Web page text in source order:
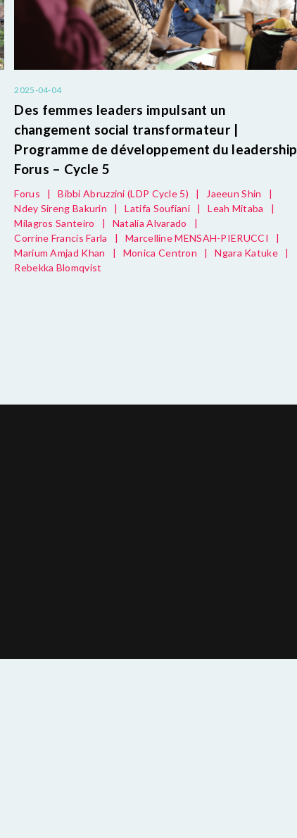
2025-04-04
Des femmes leaders impulsant un
changement social transformateur |
Programme de développement du leadership
Forus – Cycle 5
Forus | Bibbi Abruzzini (LDP Cycle 5) | Jaeeun Shin
|
Ndey Sireng Bakurin
| Latifa Soufiani | Leah Mitaba
|
Milagros Santeiro
| Natalia Alvarado
|
Corrine Francis Farla
| Marcelline MENSAH-PIERUCCI
|
Marium Amjad Khan
| Monica Centron | Ngara Katuke
|
Rebekka Blomqvist